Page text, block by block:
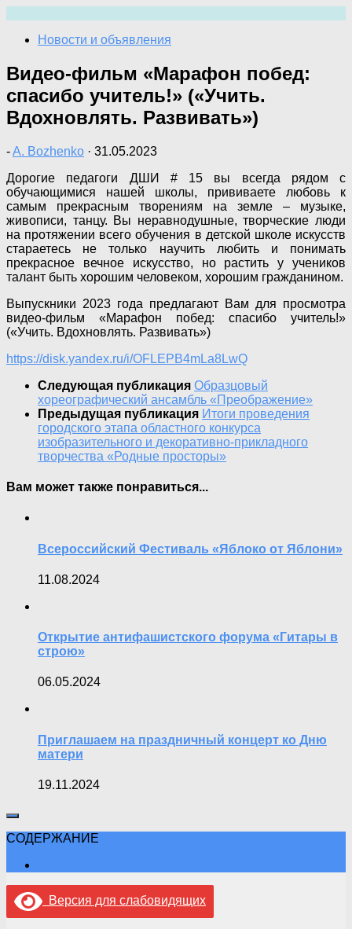
содержимому
Новости и объявления
Видео-фильм «Марафон побед:
спасибо учитель!» («Учить.
Вдохновлять. Развивать»)
-A. Bozhenko · 31.05.2023
Дорогие педагоги ДШИ # 15 вы всегда рядом с
обучающимися нашей школы, прививаете любовь к
самым прекрасным творениям на земле – музыке,
живописи, танцу. Вы неравнодушные, творческие люди
на протяжении всего обучения в детской школе искусств
стараетесь не только научить любить и понимать
прекрасное вечное искусство, но растить у учеников
талант быть хорошим человеком, хорошим гражданином.
Выпускники 2023 года предлагают Вам для просмотра
видео-фильм «Марафон побед: спасибо учитель!»
(«Учить. Вдохновлять. Развивать»)
https://disk.yandex.ru/i/OFLEPB4mLa8LwQ
Следующая публикация Образцовый
хореографический ансамбль «Преображение»
Предыдущая публикация Итоги проведения
городского этапа областного конкурса
изобразительного и декоративно-прикладного
творчества «Родные просторы»
Вам может также понравиться...
Всероссийский Фестиваль «Яблоко от Яблони»
11.08.2024
Открытие антифашистского форума «Гитары в
строю»
06.05.2024
Приглашаем на праздничный концерт ко Дню
матери
19.11.2024
СОДЕРЖАНИЕ
Версия для слабовидящих